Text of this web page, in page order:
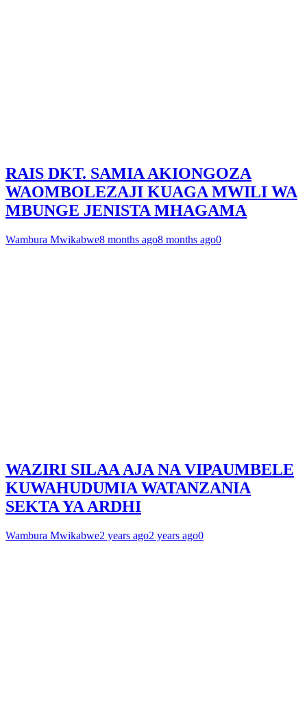
RAIS DKT. SAMIA AKIONGOZA
WAOMBOLEZAJI KUAGA MWILI WA
MBUNGE JENISTA MHAGAMA
Wambura Mwikabwe8 months ago8 months ago0
WAZIRI SILAA AJA NA VIPAUMBELE
KUWAHUDUMIA WATANZANIA
SEKTA YA ARDHI
Wambura Mwikabwe2 years ago2 years ago0